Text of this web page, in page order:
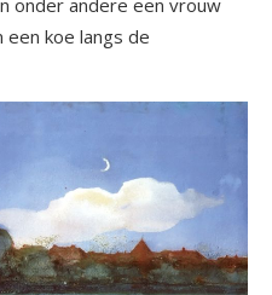
koe langs de